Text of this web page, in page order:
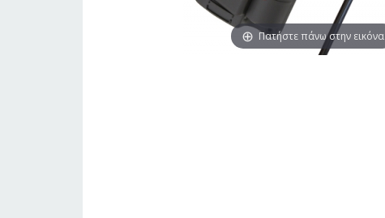
Πατήστε πάνω στην εικόνα